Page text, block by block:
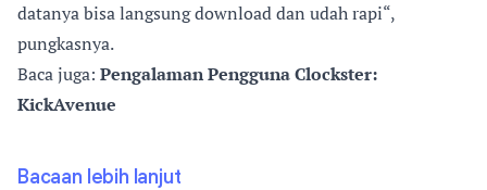
datanya bisa langsung download dan udah rapi“,
pungkasnya.
Baca juga: Pengalaman Pengguna Clockster:
KickAvenue
Bacaan lebih lanjut